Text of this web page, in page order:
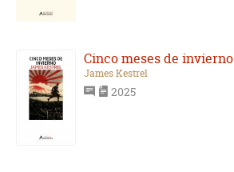
Cinco meses de invierno
James Kestrel
2025